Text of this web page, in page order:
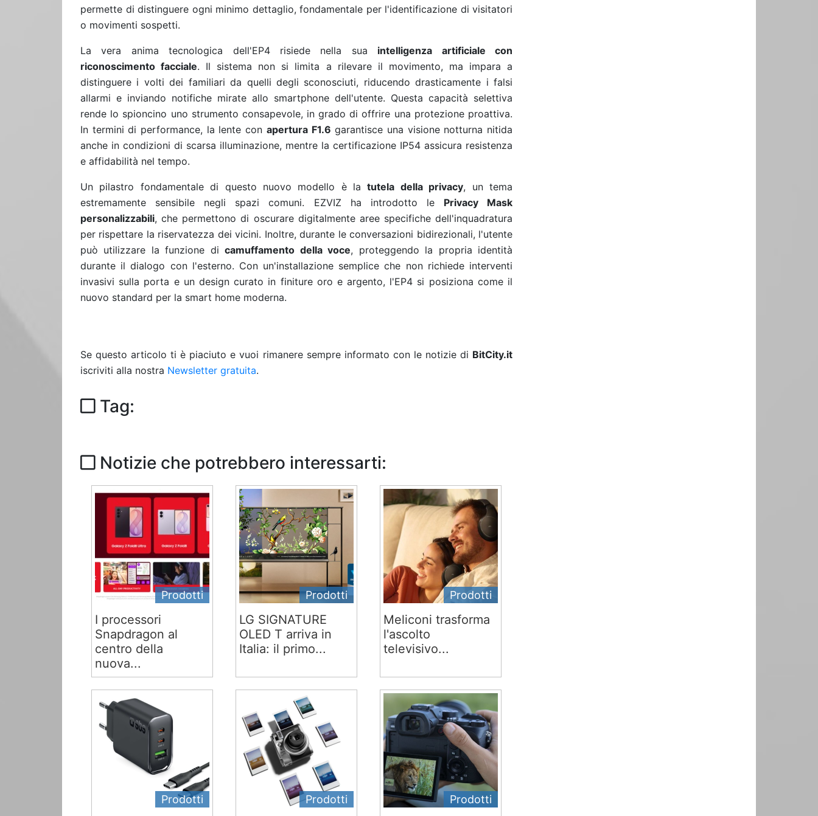
permette di distinguere ogni minimo dettaglio, fondamentale per l'identificazione di visitatori
o movimenti sospetti.
La vera anima tecnologica dell'EP4 risiede nella sua intelligenza artificiale con
riconoscimento facciale. Il sistema non si limita a rilevare il movimento, ma impara a
distinguere i volti dei familiari da quelli degli sconosciuti, riducendo drasticamente i falsi
allarmi e inviando notifiche mirate allo smartphone dell'utente. Questa capacità selettiva
rende lo spioncino uno strumento consapevole, in grado di offrire una protezione proattiva.
In termini di performance, la lente con apertura F1.6 garantisce una visione notturna nitida
anche in condizioni di scarsa illuminazione, mentre la certificazione IP54 assicura resistenza
e affidabilità nel tempo.
Un pilastro fondamentale di questo nuovo modello è latutela della privacy, un tema
estremamente sensibile negli spazi comuni. EZVIZ ha introdotto le Privacy Mask
personalizzabili, che permettono di oscurare digitalmente aree specifiche dell'inquadratura
per rispettare la riservatezza dei vicini. Inoltre, durante le conversazioni bidirezionali, l'utente
può utilizzare la funzione dicamuffamento della voce, proteggendo la propria identità
durante il dialogo con l'esterno. Con un'installazione semplice che non richiede interventi
invasivi sulla porta e un design curato in finiture oro e argento, l'EP4 si posiziona come il
nuovo standard per la smart home moderna.
Se questo articolo ti è piaciuto e vuoi rimanere sempre informato con le notizie di BitCity.it
iscriviti alla nostra Newsletter gratuita.
Tag:
Notizie che potrebbero interessarti:
Prodotti
I processori
Snapdragon al
centro della
nuova...
Prodotti
LG SIGNATURE
OLED T arriva in
Italia: il primo...
Prodotti
Meliconi trasforma
l'ascolto
televisivo...
Prodotti Prodotti Prodotti